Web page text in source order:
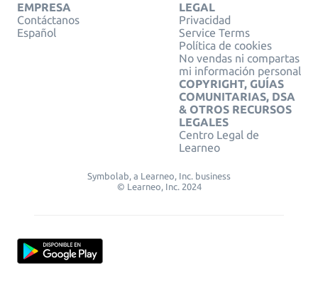
EMPRESA
Contáctanos
Español
LEGAL
Privacidad
Service Terms
Política de cookies
No vendas ni compartas
mi información personal
COPYRIGHT, GUÍAS
COMUNITARIAS, DSA
& OTROS RECURSOS
LEGALES
Centro Legal de
Learneo
Symbolab, a Learneo, Inc. business
© Learneo, Inc. 2024